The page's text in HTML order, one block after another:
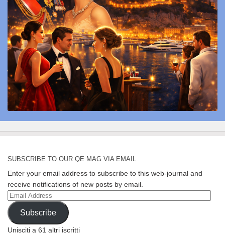
SUBSCRIBE TO OUR QE MAG VIA EMAIL
Enter your email address to subscribe to this web-journal and
receive notifications of new posts by email.
Email
Address
Subscribe
Unisciti a 61 altri iscritti